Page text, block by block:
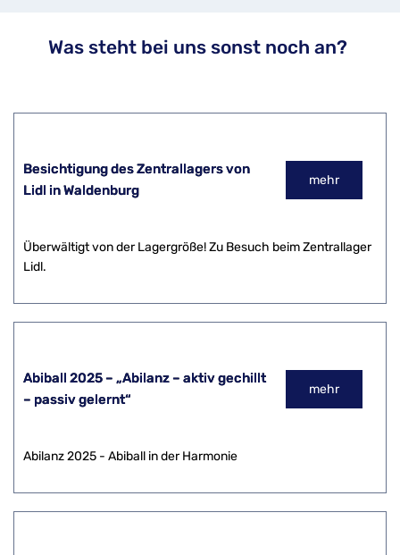
Was steht bei uns sonst noch an?
Besichtigung des Zentrallagers von
Lidl in Waldenburg
mehr
Überwältigt von der Lagergröße! Zu Besuch beim Zentrallager
Lidl.
Abiball 2025 – „Abilanz – aktiv gechillt
– passiv gelernt“
mehr
Abilanz 2025 - Abiball in der Harmonie